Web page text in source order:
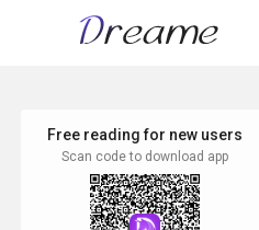
Free reading for new users
Scan code to download app